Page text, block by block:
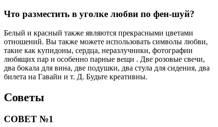
Что разместить в уголке любви по фен-шуй?
Белый и красный также являются прекрасными цветами
отношений. Вы также можете использовать символы любви,
такие как купидоны, сердца, неразлучники, фотографии
любящих пар и особенно парные вещи . Две розовые свечи,
два бокала для вина, две подушки, два стула для сидения, два
билета на Гавайи и т. Д. Будьте креативны.
Советы
СОВЕТ №1